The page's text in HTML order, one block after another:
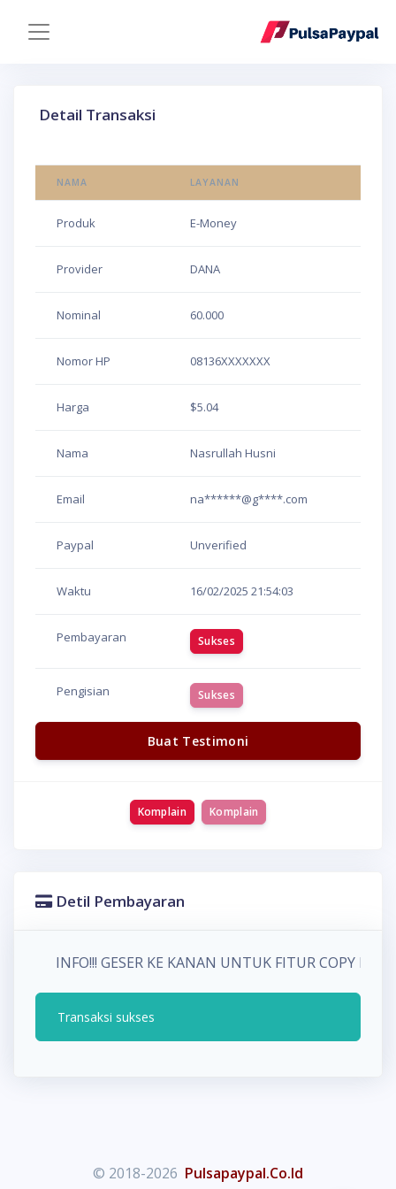
Detail Transaksi
NAMA LAYANAN
Produk E-Money
Provider DANA
Nominal 60.000
Nomor HP 08136XXXXXXX
Harga $5.04
Nama Nasrullah Husni
Email na******@g****.com
Paypal Unverified
Waktu 16/02/2025 21:54:03
Pembayaran Sukses
Pengisian Sukses
Buat Testimoni
Komplain Komplain
Detil Pembayaran
INFO!!! GESER KE KANAN UNTUK FITUR COPY
Transaksi sukses
© 2018-2026 Pulsapaypal.Co.Id